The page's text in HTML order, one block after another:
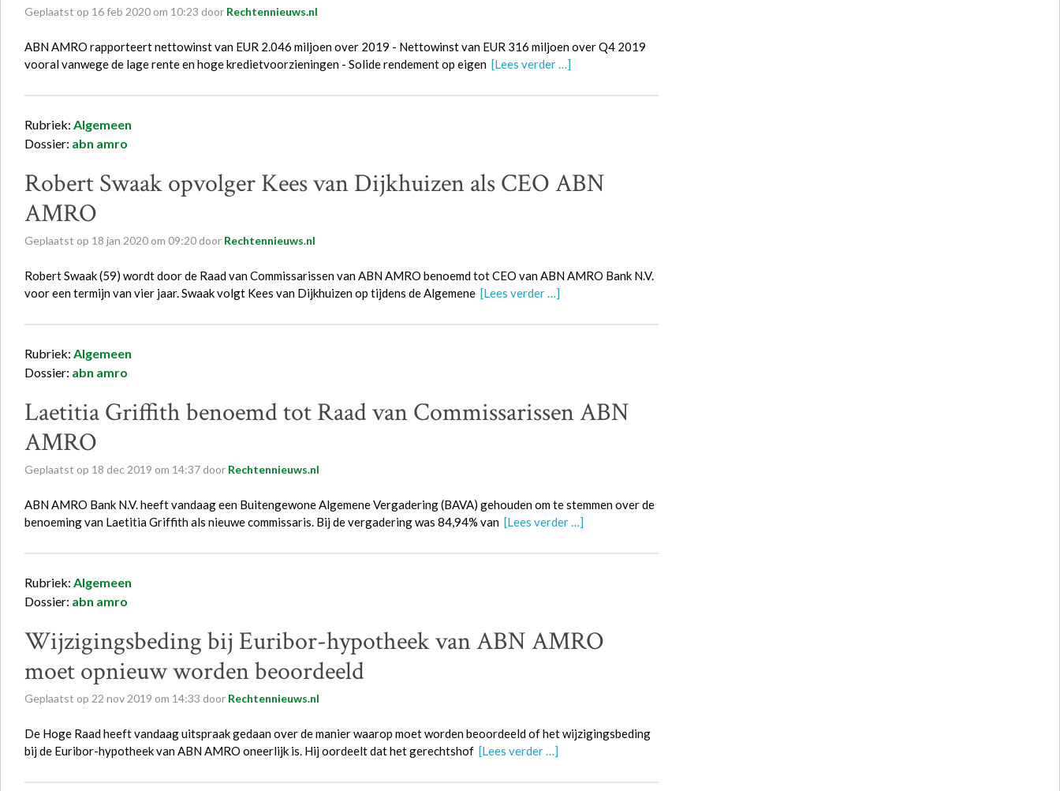
Geplaatst op 16feb 2020 om 10:23 door Rechtennieuws.nl
ABN AMRO rapporteert nettowinst van EUR 2.046 miljoen over 2019 - Nettowinst van EUR 316 miljoen over Q4 2019
vooral vanwege de lage rente en hoge kredietvoorzieningen - Solide rendement op eigen [Lees verder …]
Rubriek: Algemeen
Dossier: abn amro
Robert Swaak opvolger Kees van Dijkhuizen als CEO ABN
AMRO
Geplaatst op 18 jan 2020 om 09:20 door Rechtennieuws.nl
Robert Swaak (59) wordt door de Raad van Commissarissen van ABN AMRO benoemd tot CEO van ABN AMRO Bank N.V.
voor een termijn van vier jaar. Swaak volgt Kees van Dijkhuizen op tijdens de Algemene [Lees verder …]
Rubriek: Algemeen
Dossier: abn amro
Laetitia Griffith benoemd tot Raad van Commissarissen ABN
AMRO
Geplaatst op 18 dec 2019 om 14:37 door Rechtennieuws.nl
ABN AMRO Bank N.V. heeft vandaag een Buitengewone Algemene Vergadering (BAVA) gehouden om te stemmen over de
benoeming van Laetitia Griffith als nieuwe commissaris. Bij de vergadering was 84,94% van [Lees verder …]
Rubriek: Algemeen
Dossier: abn amro
Wijzigingsbeding bij Euribor-hypotheek van ABN AMRO
moet opnieuw worden beoordeeld
Geplaatst op 22 nov 2019 om 14:33 door Rechtennieuws.nl
De Hoge Raad heeft vandaag uitspraak gedaan over de manier waarop moet worden beoordeeld of het wijzigingsbeding
bij de Euribor-hypotheek van ABN AMRO oneerlijk is. Hij oordeelt dat het gerechtshof [Lees verder …]